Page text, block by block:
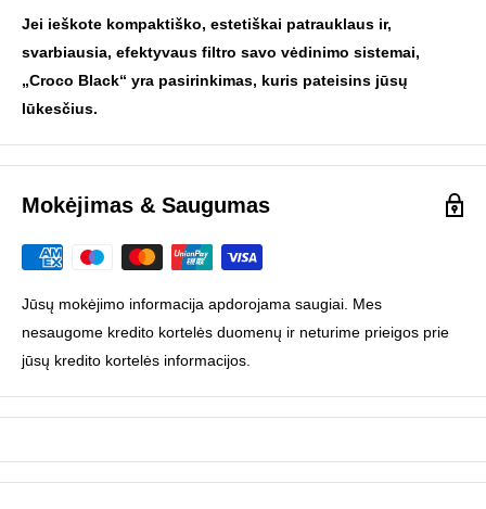
Jei ieškote kompaktiško, estetiškai patrauklaus ir,
svarbiausia, efektyvaus filtro savo vėdinimo sistemai,
„Croco Black“ yra pasirinkimas, kuris pateisins jūsų
lūkesčius.
Mokėjimas & Saugumas
Jūsų mokėjimo informacija apdorojama saugiai. Mes
nesaugome kredito kortelės duomenų ir neturime prieigos prie
jūsų kredito kortelės informacijos.